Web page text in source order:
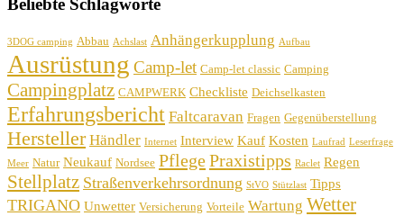
Beliebte Schlagworte
3DOG camping Abbau Achslast Anhängerkupplung Aufbau
Ausrüstung Camp-let Camp-let classic Camping
Campingplatz CAMPWERK Checkliste Deichselkasten
Erfahrungsbericht Faltcaravan Fragen Gegenüberstellung
Hersteller Händler Internet Interview Kauf Kosten Laufrad Leserfrage
Meer Natur Neukauf Nordsee PflegePraxistipps Raclet Regen
Stellplatz Straßenverkehrsordnung StVO Stützlast Tipps
TRIGANO Unwetter Versicherung Vorteile Wartung Wetter